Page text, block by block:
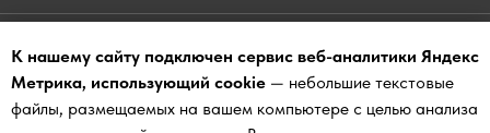
Договор оферта
Согласие на обработку данных
К нашему сайту подключен сервис веб-аналитики Яндекс
Метрика, использующий cookie — небольшие текстовые
файлы, размещаемых на вашем компьютере с целью анализа